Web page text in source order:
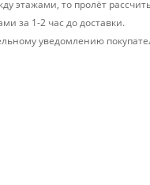
этажами, то пролёт
за 1-2 час до доставки.
уведомлению